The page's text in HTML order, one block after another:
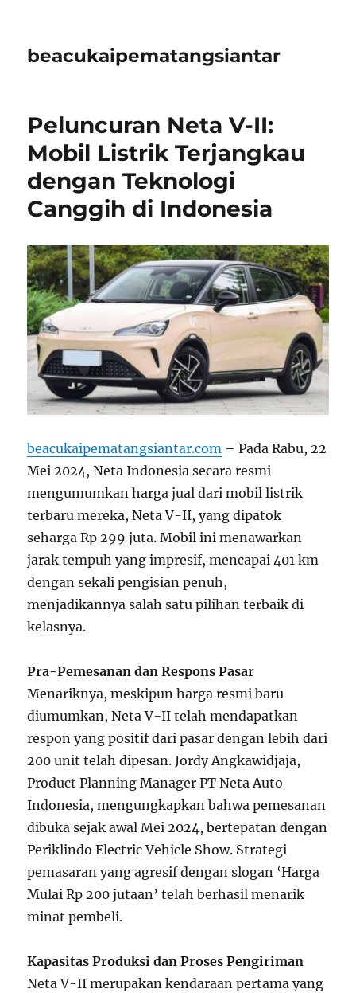
beacukaipematangsiantar
Peluncuran Neta V-II:
Mobil Listrik Terjangkau
dengan Teknologi
Canggih di Indonesia
beacukaipematangsiantar.com – Pada Rabu, 22
Mei 2024, Neta Indonesia secara resmi
mengumumkan harga jual dari mobil listrik
terbaru mereka, Neta V-II, yang dipatok
seharga Rp 299 juta. Mobil ini menawarkan
jarak tempuh yang impresif, mencapai 401 km
dengan sekali pengisian penuh,
menjadikannya salah satu pilihan terbaik di
kelasnya.
Pra-Pemesanan dan Respons Pasar
Menariknya, meskipun harga resmi baru
diumumkan, Neta V-II telah mendapatkan
respon yang positif dari pasar dengan lebih dari
200 unit telah dipesan. Jordy Angkawidjaja,
Product Planning Manager PT Neta Auto
Indonesia, mengungkapkan bahwa pemesanan
dibuka sejak awal Mei 2024, bertepatan dengan
Periklindo Electric Vehicle Show. Strategi
pemasaran yang agresif dengan slogan ‘Harga
Mulai Rp 200 jutaan’ telah berhasil menarik
minat pembeli.
Kapasitas Produksi dan Proses Pengiriman
Neta V-II merupakan kendaraan pertama yang